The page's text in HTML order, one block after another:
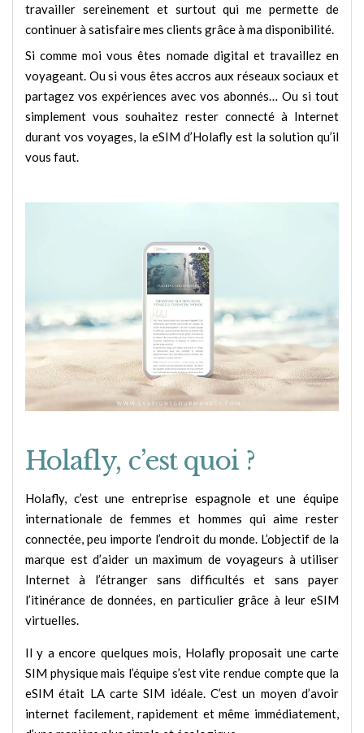
travailler sereinement et surtout qui me permette de
continuer à satisfaire mes clients grâce à ma disponibilité.
Si comme moi vous êtes nomade digital et travaillez en
voyageant. Ou si vous êtes accros aux réseaux sociaux et
partagez vos expériences avec vos abonnés… Ou si tout
simplement vous souhaitez rester connecté à Internet
durant vos voyages, la eSIM d’Holafly est la solution qu’il
vous faut.
Holafly, c’est quoi ?
Holafly, c’est une entreprise espagnole et une équipe
internationale de femmes et hommes qui aime rester
connectée, peu importe l’endroit du monde. L’objectif de la
marque est d’aider un maximum de voyageurs à utiliser
Internet à l’étranger sans difficultés et sans payer
l’itinérance de données, en particulier grâce à leur eSIM
virtuelles.
Il y a encore quelques mois, Holafly proposait une carte
SIM physique mais l’équipe s’est vite rendue compte que la
eSIM était LA carte SIM idéale. C’est un moyen d’avoir
internet facilement, rapidement et même immédiatement,